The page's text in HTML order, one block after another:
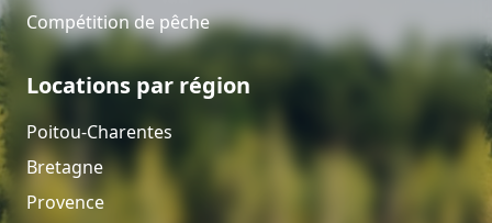
Compétition de pêche
Locations par région
Poitou-Charentes
Bretagne
Provence